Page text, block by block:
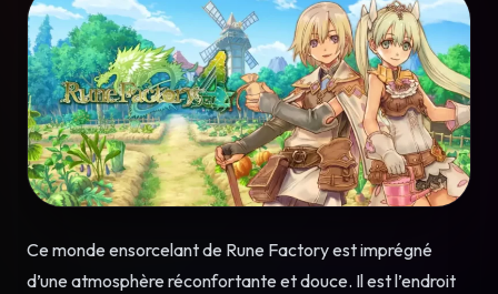
Ce monde ensorcelant de Rune Factory est imprégné
d’une atmosphère réconfortante et douce. Il est l’endroit